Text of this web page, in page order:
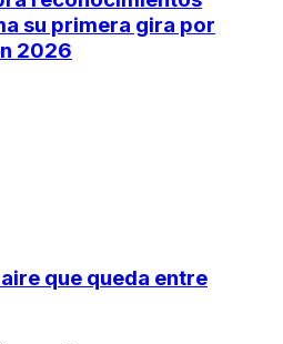
su primera gira por
2026
que queda entre